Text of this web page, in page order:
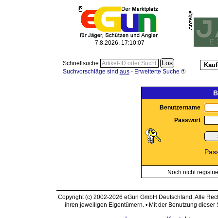
7.8.2026, 17:10:07
Schnellsuche
Suchvorschläge sind aus- Erweiterte Suche
Benutzername
Passwort
Noch nicht
Copyright (c) 2002-2026 eGun GmbH Deutschland. Alle
ihren jeweiligen Eigentümern. • Mit der Benutzung